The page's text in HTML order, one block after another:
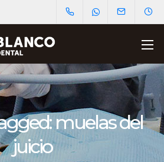
muelas del
juicio